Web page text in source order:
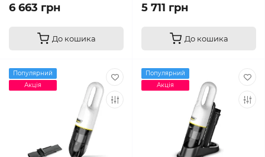
6 663 грн
До кошика
5 711 грн
До кошика
Популярний
Акція
Популярний
Акція